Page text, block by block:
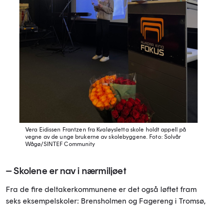
Vera Eidissen Frantzen fra Kvaløysletta skole holdt appell på
vegne av de unge brukerne av skolebyggene. Foto: Solvår
Wågø/SINTEF Community
– Skolene er nav i nærmiljøet
Fra de fire deltakerkommunene er det også løftet fram
seks eksempelskoler: Brensholmen og Fagereng i Tromsø,